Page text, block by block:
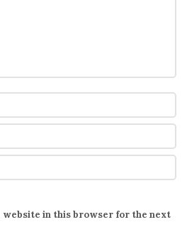
website in this browser for the next